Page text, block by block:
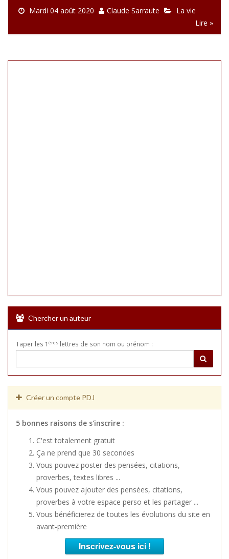
Mardi 04 août 2020 Claude Sarraute
La vie
Lire »
Chercher un auteur
Taper les 1 ères lettres de son nom ou prénom :
Créer un compte PDJ
5 bonnes raisons de s'inscrire :
C'est totalement gratuit
Ça ne prend que 30 secondes
Vous pouvez poster des pensées, citations,
proverbes, textes libres ...
Vous pouvez ajouter des pensées, citations,
proverbes à votre espace perso et les partager ...
Vous bénéficierez de toutes les évolutions du site en
avant-première
Inscrivez-vous ici !